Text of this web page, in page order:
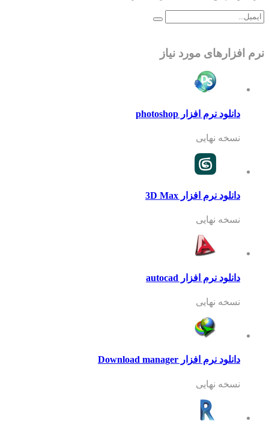
نرم افزارهای مورد نیاز
دانلود نرم افزار photoshop
نسخه نهایی
دانلود نرم افزار 3D Max
نسخه نهایی
دانلود نرم افزار autocad
نسخه نهایی
دانلود نرم افزار Download manager
نسخه نهایی